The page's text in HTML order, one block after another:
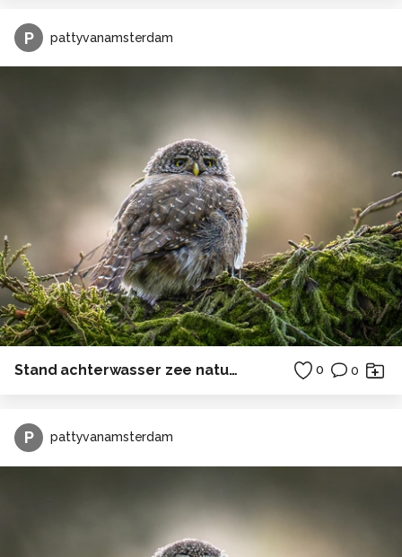
P pattyvanamsterdam
Stand achterwasser zee natuur ostsee duitsland camping 0 0
P pattyvanamsterdam